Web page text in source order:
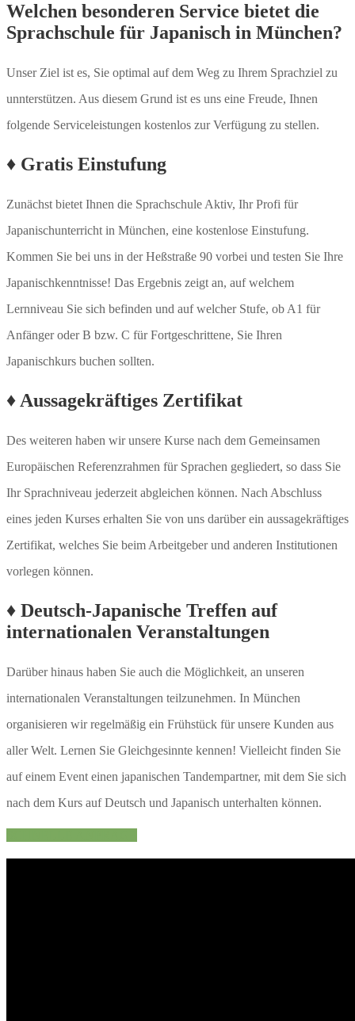
Welchen besonderen Service bietet die
Sprachschule für Japanisch in München?
Unser Ziel ist es, Sie optimal auf dem Weg zu Ihrem Sprachziel zu
unnterstützen. Aus diesem Grund ist es uns eine Freude, Ihnen
folgende Serviceleistungen kostenlos zur Verfügung zu stellen.
♦ Gratis Einstufung
Zunächst bietet Ihnen die Sprachschule Aktiv, Ihr Profi für
Japanischunterricht in München, eine kostenlose Einstufung.
Kommen Sie bei uns in der Heßstraße 90 vorbei und testen Sie Ihre
Japanischkenntnisse! Das Ergebnis zeigt an, auf welchem
Lernniveau Sie sich befinden und auf welcher Stufe, ob A1 für
Anfänger oder B bzw. C für Fortgeschrittene, Sie Ihren
Japanischkurs buchen sollten.
♦ Aussagekräftiges Zertifikat
Des weiteren haben wir unsere Kurse nach dem Gemeinsamen
Europäischen Referenzrahmen für Sprachen gegliedert, so dass Sie
Ihr Sprachniveau jederzeit abgleichen können. Nach Abschluss
eines jeden Kurses erhalten Sie von uns darüber ein aussagekräftiges
Zertifikat, welches Sie beim Arbeitgeber und anderen Institutionen
vorlegen können.
♦ Deutsch-Japanische Treffen auf
internationalen Veranstaltungen
Darüber hinaus haben Sie auch die Möglichkeit, an unseren
internationalen Veranstaltungen teilzunehmen. In München
organisieren wir regelmäßig ein Frühstück für unsere Kunden aus
aller Welt. Lernen Sie Gleichgesinnte kennen! Vielleicht finden Sie
auf einem Event einen japanischen Tandempartner, mit dem Sie sich
nach dem Kurs auf Deutsch und Japanisch unterhalten können.